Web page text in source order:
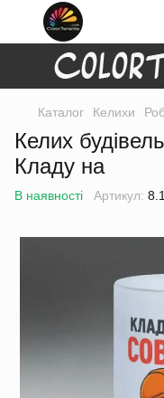
Каталог Келихи
Келих
Кладу на
В наявності Артикул: